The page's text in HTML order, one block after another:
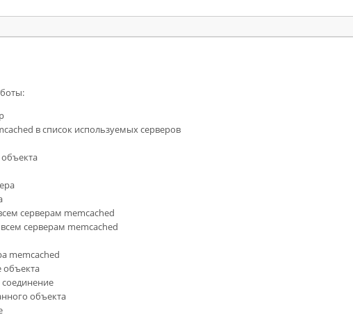
в список используемых серверов
серверам memcached
серверам memcached
memcached
объекта
объекта